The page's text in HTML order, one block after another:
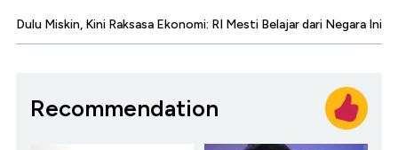
Dulu Miskin, Kini Raksasa Ekonomi: RI Mesti Belajar dari Negara Ini
Recommendation